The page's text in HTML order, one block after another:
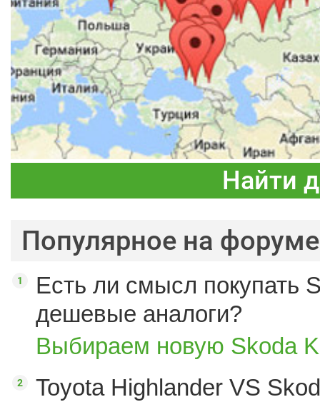
Найти
Популярное на форуме
Есть ли смысл покупать
дешевые аналоги?
Выбираем новую Skoda
Toyota Highlander VS